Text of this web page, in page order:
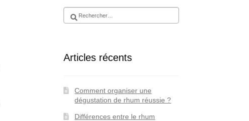
Rechercher :
Articles récents
Comment organiser une
dégustation de rhum réussie ?
Différences entre le rhum